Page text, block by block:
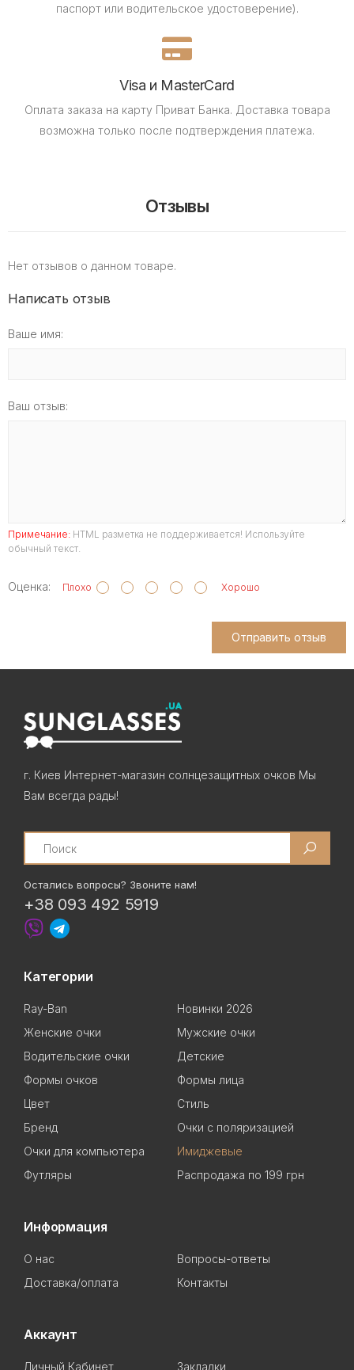
паспорт или водительское удостоверение).
Visa и MasterCard
Оплата заказа на карту Приват Банка. Доставка товара
возможна только после подтверждения платежа.
Отзывы
Нет отзывов о данном товаре.
Написать отзыв
Ваше имя:
Ваш отзыв:
Примечание: HTML разметка не поддерживается! Используйте
обычный текст.
Оценка: Плохо Хорошо
Отправить отзыв
г. Киев Интернет-магазин солнцезащитных очков Мы
Вам всегда рады!
Search
Остались вопросы? Звоните нам!
+38 093 492 5919
Категории
Ray-Ban
Новинки 2026
Женские очки
Мужские очки
Водительские очки
Детские
Формы очков
Формы лица
Цвет
Стиль
Бренд
Очки с поляризацией
Очки для компьютера
Имиджевые
Футляры
Распродажа по 199 грн
Информация
О нас
Вопросы-ответы
Доставка/оплата
Контакты
Аккаунт
Личный Кабинет Закладки